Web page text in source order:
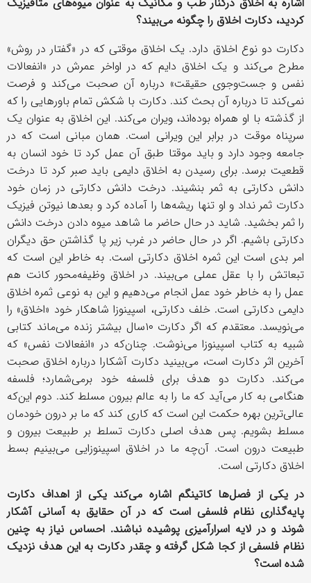
کردید، دکارت اخلاق را چگونه می‌بیند؟
دکارت دو نوع اخلاق دارد. یک اخلاق موقتی که در «گفتار در روش»
مطرح می‌کند و یک اخلاق دایم که در اواخر عمرش در «انفعالات
نفس و جست‌وجوی حقیقت» درباره آن صحبت می‌کند و فرصت
نمی‌کند تا درباره آن بحث کند. دکارت با شکش تمام باورهایی را که
از گذشته با او همراه بوده‌اند، ویران می‌کند. این اخلاق به عنوان یک
سرپناه موقت در برابر این ویرانی است. همان مبانی است که در
جامعه وجود دارد و باید موقتا طبق آن عمل کرد تا خود انسان به
قطعیت برسد. برای رسیدن به اخلاق دایمی باید صبر کرد تا درخت
دانش دکارتی به ثمر بنشیند. درخت دانش دکارتی در زمان خود
دکارت ثمر نداد و او تنها ریشه‌ها را آماده کرد و بعدها نیوتن فیزیک
را ثمر بخشید. شاید در حال حاضر ما شاهد میوه دادن درخت دانش
دکارتی باشیم. اگر در حال حاضر در غرب زیر پا گذاشتن حق دیگران
امر بدی است این ثمره اخلاق دکارتی است. به خاطر این است که
تبعاتش را با عقل عملی می‌بیند. در اخلاق وظیفه‌محور کانت هم
عمل را به خاطر خود عمل انجام می‌دهیم و این به نوعی ثمره اخلاق
دایمی دکارتی است. خلف دکارتی، اسپینوزا شاهکار خود «اخلاق» را
می‌نویسد. معتقدم که اگر دکارت ۱۰سال بیشتر زنده می‌ماند کتابی
شبیه به کتاب اسپینوزا می‌نوشت. چنان‌که در «انفعالات نفس» که
آخرین اثر دکارت است، می‌بینید دکارت آشکارا درباره اخلاق صحبت
می‌کند. دکارت دو هدف برای فلسفه خود برمی‌شمارد؛ فلسفه
هنگامی به کار می‌آید که ما را به عالم بیرون مسلط کند. دوم این‌که
عالی‌ترین بهره حکمت این است که کاری کند که ما بر درون خودمان
مسلط بشویم. پس هدف اصلی دکارت تسلط بر طبیعت بیرون و
طبیعت درون است. آن‌چه ما در اخلاق اسپینوزایی می‌بینیم بسط
اخلاق دکارتی است.
در یکی از فصل‌ها کاتینگم اشاره می‌کند یکی از اهداف دکارت
پایه‌گذاری نظام فلسفی است که در آن حقایق به آسانی آشکار
شوند و در لایه اسرارآمیزی پوشیده نباشند. احساس نیاز به چنین
نظام فلسفی از کجا شکل گرفته و چقدر دکارت به این هدف نزدیک
شده است؟